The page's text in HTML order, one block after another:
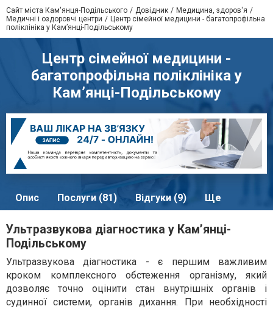
Сайт міста Кам'янця-Подільського Довідник
Медицина, здоров'я
Медичні і оздоровчі центри
Центр сімейної медицини - багатопрофільна
поліклініка у Кам’янці-Подільському
Центр сімейної медицини -
багатопрофільна поліклініка у
Кам’янці-Подільському
Опис Послуги (81) Відгуки (9) Ще
Ультразвукова діагностика у Кам’янці-
Подільському
Ультразвукова діагностика - є першим важливим
кроком комплексного обстеження організму, який
дозволяє точно оцінити стан внутрішніх органів і
судинної системи, органів дихання. При необхідності